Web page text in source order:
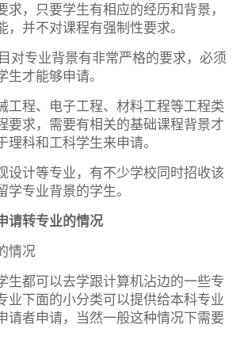
求，只要学生有相应的经历和背景，
，并不对课程有强制性要求。
对专业背景有非常严格的要求，必须
才能够申请。
工程、电子工程、材料工程等工程类
要求，需要有相关的基础课程背景才
理科和工科学生来申请。
设计等专业，有不少学校同时招收该
专业背景的学生。
请转专业的情况
情况
生都可以去学跟计算机沾边的一些专
业下面的小分类可以提供给本科专业
请者申请，当然一般这种情况下需要